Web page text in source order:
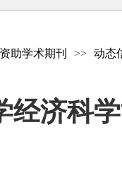
资助学术期刊 >> 动态
经济科